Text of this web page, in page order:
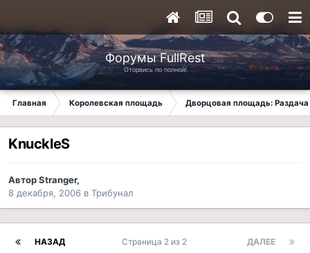
Форумы FullRest
Оторвись по полной!
Главная Королевская площадь Дворцовая площадь: Раздача
KnuckleS
АвторStranger,
8 декабря, 2006 в Трибунал
НАЗАД ДАЛЕЕ
Страница 2 из 2